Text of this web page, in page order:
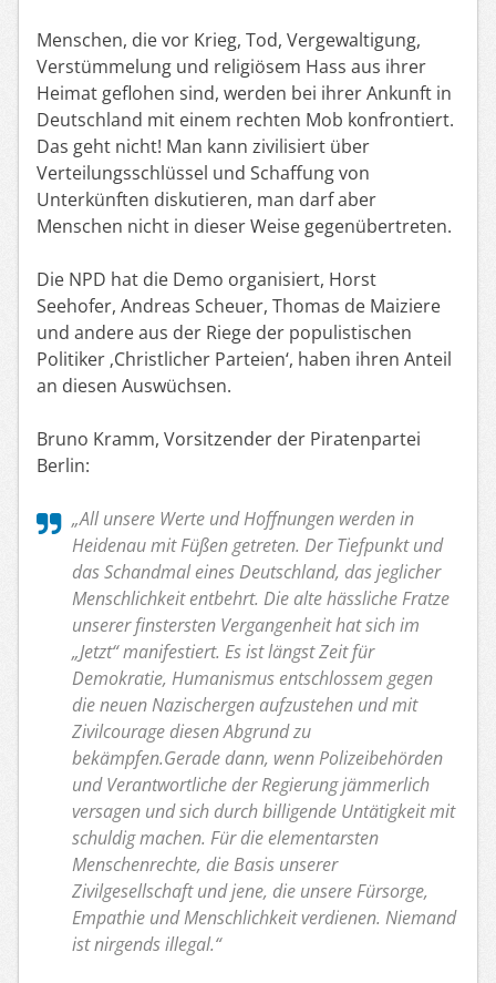
Menschen, die vor Krieg, Tod, Vergewaltigung,
Verstümmelung und religiösem Hass aus ihrer
Heimat geflohen sind, werden bei ihrer Ankunft in
Deutschland mit einem rechten Mob konfrontiert.
Das geht nicht! Man kann zivilisiert über
Verteilungsschlüssel und Schaffung von
Unterkünften diskutieren, man darf aber
Menschen nicht in dieser Weise gegenübertreten.
Die NPD hat die Demo organisiert, Horst
Seehofer, Andreas Scheuer, Thomas de Maiziere
und andere aus der Riege der populistischen
Politiker ‚Christlicher Parteien‘, haben ihren Anteil
an diesen Auswüchsen.
Bruno Kramm, Vorsitzender der Piratenpartei
Berlin:
„All unsere Werte und Hoffnungen werden in
Heidenau mit Füßen getreten. Der Tiefpunkt und
das Schandmal eines Deutschland, das jeglicher
Menschlichkeit entbehrt. Die alte hässliche Fratze
unserer finstersten Vergangenheit hat sich im
„Jetzt“ manifestiert. Es ist längst Zeit für
Demokratie, Humanismus entschlossem gegen
die neuen Nazischergen aufzustehen und mit
Zivilcourage diesen Abgrund zu
bekämpfen.Gerade dann, wenn Polizeibehörden
und Verantwortliche der Regierung jämmerlich
versagen und sich durch billigende Untätigkeit mit
schuldig machen. Für die elementarsten
Menschenrechte, die Basis unserer
Zivilgesellschaft und jene, die unsere Fürsorge,
Empathie und Menschlichkeit verdienen. Niemand
ist nirgends illegal.“